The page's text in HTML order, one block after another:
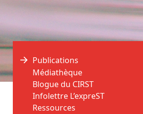
Accueil > Publications >
Publications
Médiathèque
Blogue du CIRST
Infolettre L’expreST
Ressources